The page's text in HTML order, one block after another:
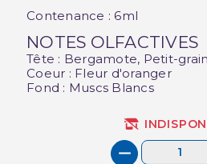
Contenance : 6ml
NOTES OLFACTIVES
Tête : Bergamote, Petit-
Coeur : Fleur d'oranger
Fond : Muscs Blancs